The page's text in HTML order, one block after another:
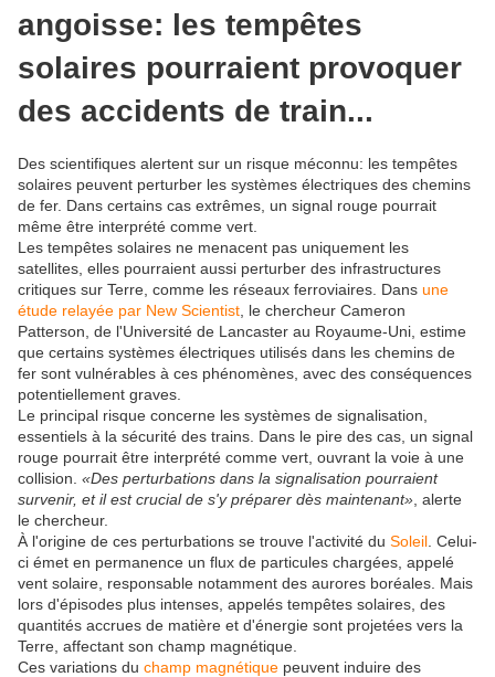
angoisse: les tempêtes
solaires pourraient provoquer
des accidents de train...
Des scientifiques alertent sur un risque méconnu: les tempêtes
solaires peuvent perturber les systèmes électriques des chemins
de fer. Dans certains cas extrêmes, un signal rouge pourrait
même être interprété comme vert.
Les tempêtes solaires ne menacent pas uniquement les
satellites, elles pourraient aussi perturber des infrastructures
critiques sur Terre, comme les réseaux ferroviaires. Dans une
étude relayée par New Scientist , le chercheur Cameron
Patterson, de l'Université de Lancaster au Royaume-Uni, estime
que certains systèmes électriques utilisés dans les chemins de
fer sont vulnérables à ces phénomènes, avec des conséquences
potentiellement graves.
Le principal risque concerne les systèmes de signalisation,
essentiels à la sécurité des trains. Dans le pire des cas, un signal
rouge pourrait être interprété comme vert, ouvrant la voie à une
collision. «Des perturbations dans la signalisation pourraient
survenir, et il est crucial de s'y préparer dès maintenant» , alerte
le chercheur.
À l'origine de ces perturbations se trouve l'activité du Soleil . Celui-
ci émet en permanence un flux de particules chargées, appelé
vent solaire, responsable notamment des aurores boréales. Mais
lors d'épisodes plus intenses, appelés tempêtes solaires, des
quantités accrues de matière et d'énergie sont projetées vers la
Terre, affectant son champ magnétique.
Ces variations du champ magnétique peuvent induire des